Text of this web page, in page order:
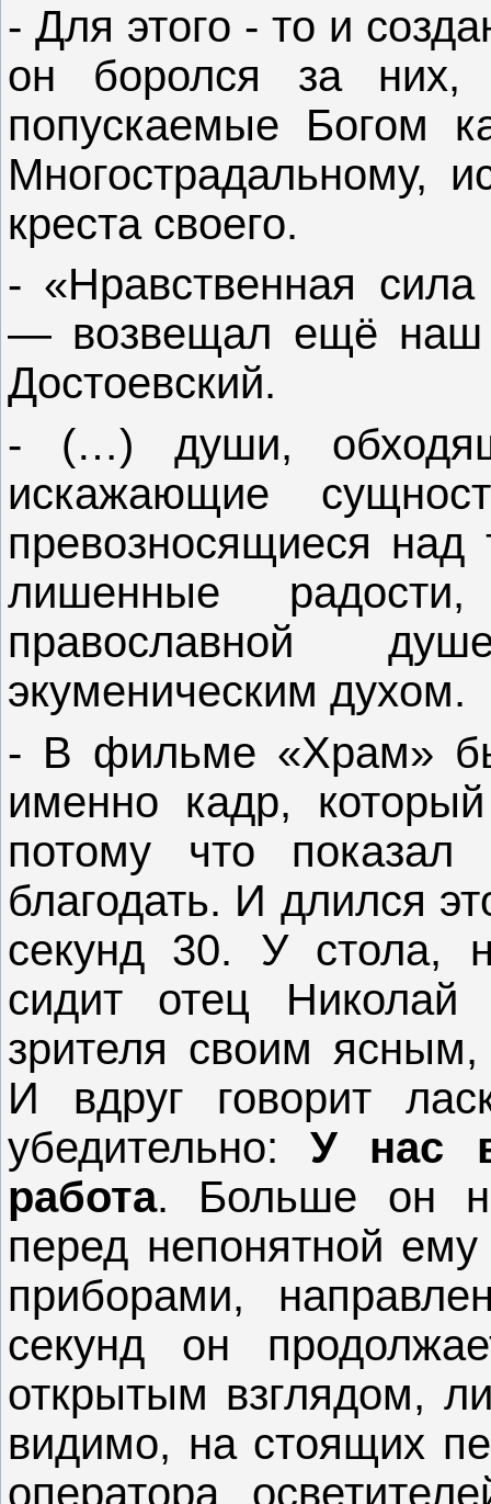
- Для этого - то и
он боролся за
попускаемые Богом
Многострадальному,
креста своего.
- «Нравственная
— возвещал ещё наш
Достоевский.
- (…) души,
искажающие
превозносящиеся
лишенные радости,
православной
экуменическим духом.
- В фильме «Храм»
именно кадр,
потому что
благодать. И длился
секунд 30. У стола,
сидит отец
зрителя своим
И вдруг говорит
убедительно:У нас
работа. Больше он
перед непонятной
приборами,
секунд он
открытым взглядом,
видимо, на стоящих
оператора,